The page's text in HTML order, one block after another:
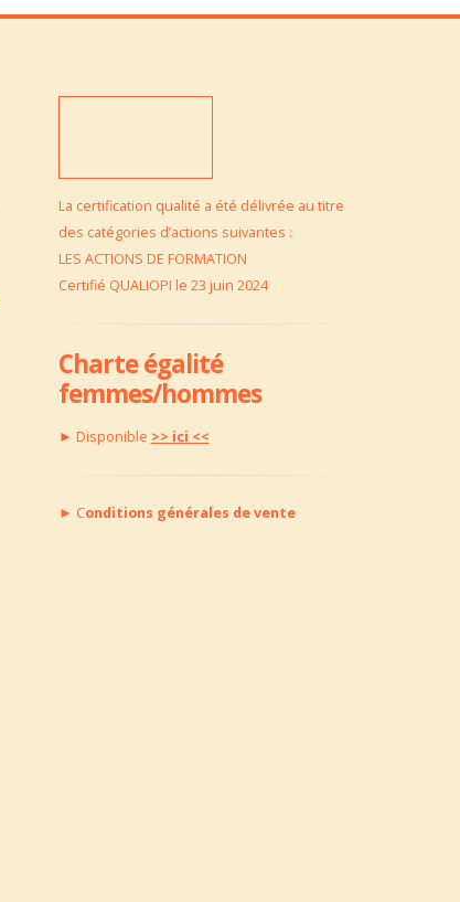
La certification qualité a été délivrée au titre
des catégories d’actions suivantes :
LES ACTIONS DE FORMATION
Certifié QUALIOPI le 23 juin 2024
Charte égalité
femmes/hommes
► Disponible >> ici <<
► Conditions générales de vente